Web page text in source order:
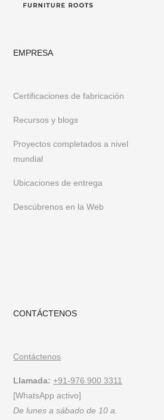
EMPRESA
Certificaciones de fabricación
Recursos y blogs
Proyectos completados a nivel
mundial
Ubicaciones de entrega
Descúbrenos en la Web
CONTÁCTENOS
Contáctenos
Llamada: +91-976 900 3311
[WhatsApp activo]
De lunes a sábado de 10 a.